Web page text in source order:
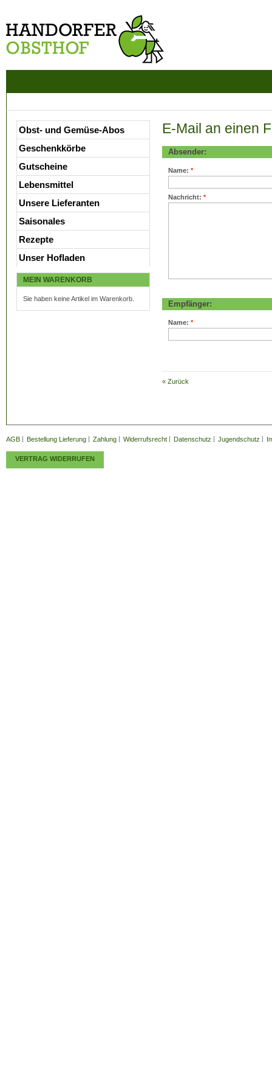
E-Mail an einen
Absender:
*
Name:
*
Nachricht:
Empfänger:
*
Name:
« Zurück
Obst- und Gemüse-Abos
Geschenkkörbe
Gutscheine
Lebensmittel
Unsere Lieferanten
Saisonales
Rezepte
Unser Hofladen
MEIN WARENKORB
Sie haben keine Artikel im Warenkorb.
AGB Bestellung Lieferung Zahlung Widerrufsrecht Datenschutz Jugendschutz
VERTRAG WIDERRUFEN